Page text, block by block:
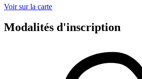
Voir sur la carte
Modalités d'inscription